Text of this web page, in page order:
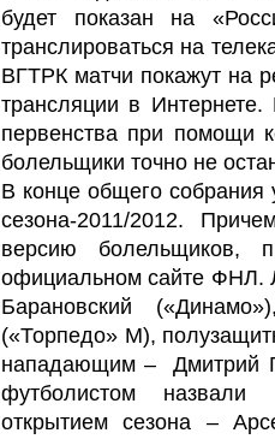
будет показан на
транслироваться на
ВГТРК матчи покажут на
трансляции в
первенства при помощи
болельщики точно не
В конце общего собрания
сезона-2011/2012.
версию болельщиков,
официальном сайте ФНЛ.
Барановский
(«Торпедо» М),
нападающим – Дмитрий
футболистом
открытием сезона –